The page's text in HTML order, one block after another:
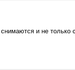
и не только